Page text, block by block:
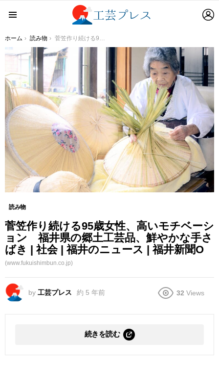
You are here:
ホーム 読み物 菅笠作り続ける95歳女性、高いモチベーション 福井県の郷土工芸品、鮮やかな手さばき | 社会 | 福井のニュース | 福井新聞O
読み物
菅笠作り続ける95歳女性、高いモチベーシ
ョン 福井県の郷土工芸品、鮮やかな手さ
ばき | 社会 | 福井のニュース | 福井新聞O
(www.fukuishimbun.co.jp)
by 工芸プレス 約 5 年前 32 Views
続きを読む